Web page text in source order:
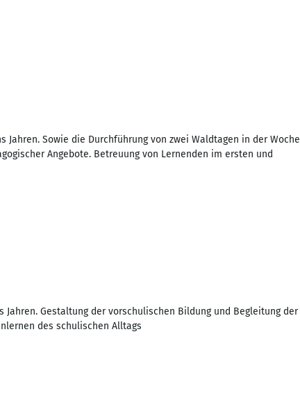
Sowie die Durchführung von zwei Waldtagen in der Woche
Angebote. Betreuung von Lernenden im ersten und
Gestaltung der vorschulischen Bildung und Begleitung der
des schulischen Alltags